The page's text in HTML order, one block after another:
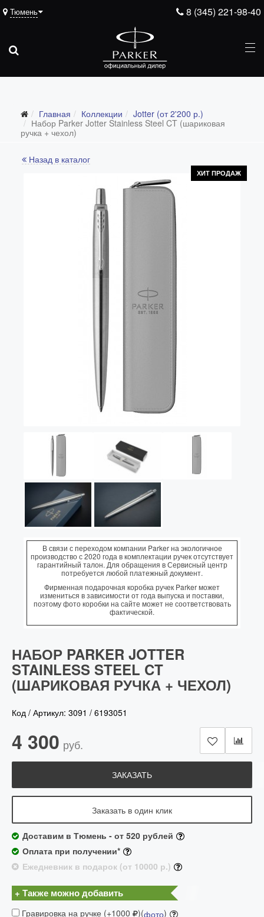
8 (345) 221-98-40
Тюмень
Главная Коллекции
Jotter (от 2'200 р.)
Набор Parker Jotter Stainless Steel CT (шариковая
ручка + чехол)
Назад в каталог
ХИТ ПРОДАЖ
В связи с переходом компании Parker на экологичное
производство с 2020 года в комплектации ручек отсутствует
гарантийный талон. Для обращения в Сервисный центр
потребуется любой платежный документ.
Фирменная подарочная коробка ручек Parker может
измениться в зависимости от года выпуска и поставки,
поэтому фото коробки на сайте может не соответствовать
фактической.
НАБОР PARKER JOTTER
STAINLESS STEEL CT
(ШАРИКОВАЯ РУЧКА + ЧЕХОЛ)
Код / Артикул: 3091 / 6193051
4 300 руб.
ЗАКАЗАТЬ
Заказать в один клик
Доставим в Тюмень - от 520 рублей
Оплата при получении*
Ежедневник в подарок (от 10000 р.)
+ Также можно добавить
Гравировка на ручке (+1000 )(фото)
Все коллекции
Ingenuity (от 35'305 р.)
Parker 51 (от 14'600 р.)
Urban (от 6'100 р.)
IM (от 4'200 р.)
Jotter (от 2'200 р.)
Vector (от 3'156 р.)